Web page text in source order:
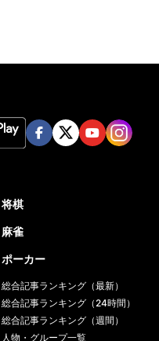
将棋
麻雀
ポーカー
総合記事ランキング（最新）
総合記事ランキング（24時間）
総合記事ランキング（週間）
人物・グループ一覧